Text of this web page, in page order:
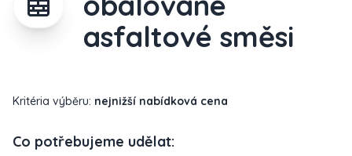
asfaltové směsi
Kritéria výběru: nejnižší nabídková cena
Co potřebujeme udělat: